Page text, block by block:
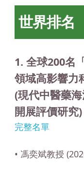
世界排名
1. 全球200名
領域高影響力
(現代中醫藥
開展評價研究)
完整名單
• 馮奕斌教授